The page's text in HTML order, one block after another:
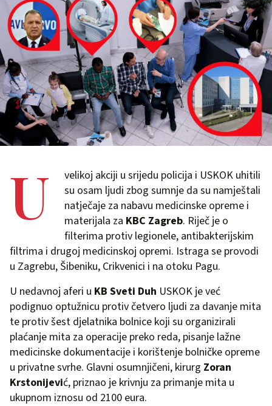
U
velikoj akciji u srijedu policija i USKOK uhitili
su osam ljudi zbog sumnje da su namještali
natječaje za nabavu medicinske opreme i
materijala za KBC Zagreb. Riječ je o
filterima protiv legionele, antibakterijskim
filtrima i drugoj medicinskoj opremi. Istraga se provodi
u Zagrebu, Šibeniku, Crikvenici i na otoku Pagu.
U nedavnoj aferi u KB Sveti Duh USKOK je već
podignuo optužnicu protiv četvero ljudi za davanje mita
te protiv šest djelatnika bolnice koji su organizirali
plaćanje mita za operacije preko reda, pisanje lažne
medicinske dokumentacije i korištenje bolničke opreme
u privatne svrhe. Glavni osumnjičeni, kirurg Zoran
Krstonijević, priznao je krivnju za primanje mita u
ukupnom iznosu od 2100 eura.